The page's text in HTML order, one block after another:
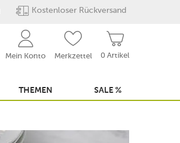
Kostenloser Rückversand
0 Artikel
Mein Konto Merkzettel
THEMEN SALE %